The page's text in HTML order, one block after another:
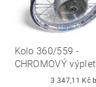
Kolo 360/559 -
CHROMOVÝ